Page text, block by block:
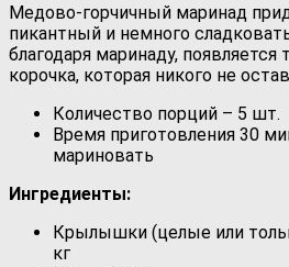
Медово-горчичный маринад
пикантный и немного
благодаря маринаду, появляется
корочка, которая никого не
Количество порций – 5 шт.
Время приготовления 30
мариновать
Ингредиенты:
Крылышки (целые или
кг